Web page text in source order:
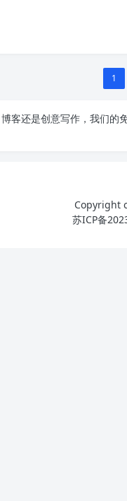
1
客还是创意写作，我们
Copyright
苏ICP备